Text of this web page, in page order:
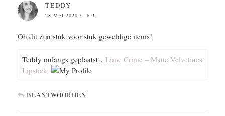
TEDDY
28 MEI 2020 / 16:31
Oh dit zijn stuk voor stuk geweldige items!
Teddy onlangs geplaatst…Lime Crime – Matte Velvetines
Lipstick
BEANTWOORDEN